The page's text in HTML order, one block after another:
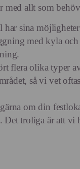
med allt som
har sina
med kyla och
flera olika typer
så vi vet
gärna om din
Det troliga är att